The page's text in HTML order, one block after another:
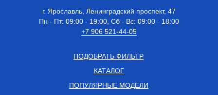
КАТАЛОГ
г. Ярославль, Ленинградский проспект, 47
Пн - Пт: 09:00 - 19:00, Сб - Вс: 09:00 - 18:00
+7 906 521-44-05
ПОПУЛЯРНЫЕ МОДЕЛИ
ПОДОБРАТЬ ФИЛЬТР